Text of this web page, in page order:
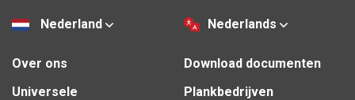
Nederland Nederlands
Over ons
Universele
Download documenten
Plankbedrijven